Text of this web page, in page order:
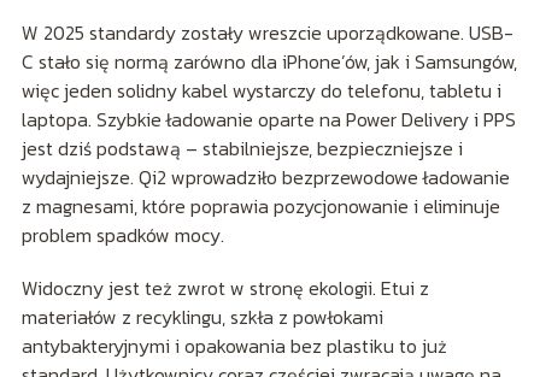
W 2025 standardy zostały wreszcie uporządkowane. USB-
C stało się normą zarówno dla iPhone’ów, jak i Samsungów,
więc jeden solidny kabel wystarczy do telefonu, tabletu i
laptopa. Szybkie ładowanie oparte na Power Delivery i PPS
jest dziś podstawą – stabilniejsze, bezpieczniejsze i
wydajniejsze. Qi2 wprowadziło bezprzewodowe ładowanie
z magnesami, które poprawia pozycjonowanie i eliminuje
problem spadków mocy.
Widoczny jest też zwrot w stronę ekologii. Etui z
materiałów z recyklingu, szkła z powłokami
antybakteryjnymi i opakowania bez plastiku to już